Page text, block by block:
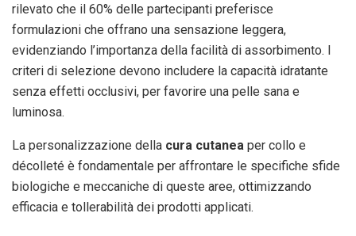
rilevato che il 60% delle partecipanti preferisce
formulazioni che offrano una sensazione leggera,
evidenziando l’importanza della facilità di assorbimento. I
criteri di selezione devono includere la capacità idratante
senza effetti occlusivi, per favorire una pelle sana e
luminosa.
La personalizzazione della cura cutanea per collo e
décolleté è fondamentale per affrontare le specifiche sfide
biologiche e meccaniche di queste aree, ottimizzando
efficacia e tollerabilità dei prodotti applicati.